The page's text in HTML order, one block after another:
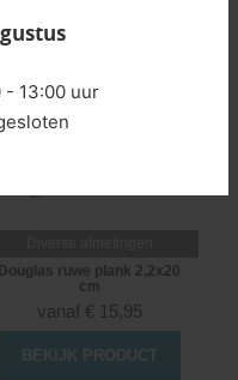
Douglas ruwe plank 2,2x20
cm
vanaf € 15,95
BEKIJK PRODUCT
- 13:00 uur